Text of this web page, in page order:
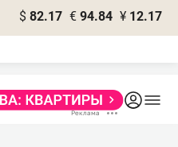
$ 82.17 € 94.84 ¥ 12.17